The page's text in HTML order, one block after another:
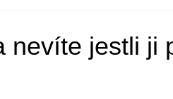
nevíte jestli ji